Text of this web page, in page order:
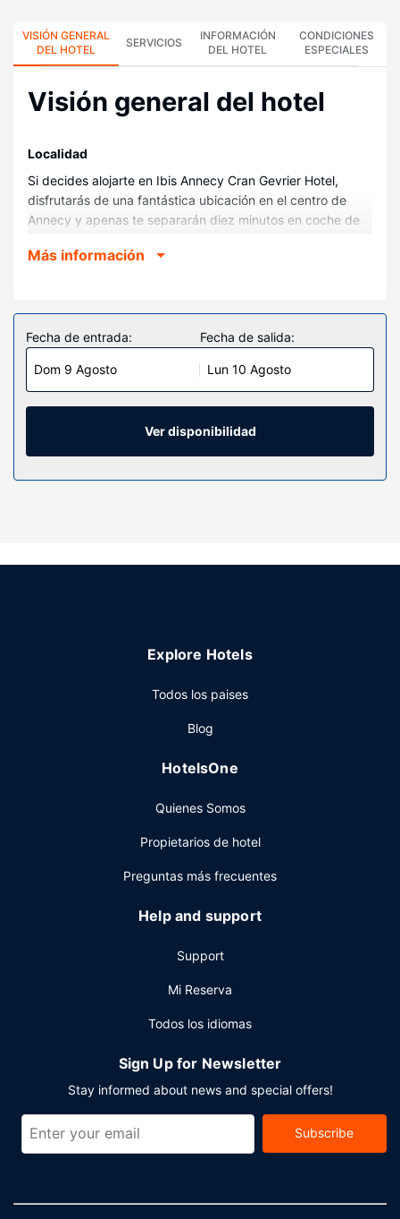
VISIÓN GENERAL
DEL HOTEL
SERVICIOS
INFORMACIÓN
DEL HOTEL
CONDICIONES
ESPECIALES
Visión general del hotel
Localidad
Si decides alojarte en Ibis Annecy Cran Gevrier Hotel,
disfrutarás de una fantástica ubicación en el centro de
Annecy y apenas te separarán diez minutos en coche de
1,4 km de Centro comercial Courier y a 1,6 km de Annecy
Te sentirás como en tu propia casa en cualquiera de las 59
habitaciones con aire acondicionado y televisión LED. La
conexión wifi gratis te mantendrá en contacto con los
tuyos. Además, podrás disfrutar de canales por cable. El
cuarto de baño está provisto de ducha. Entre las
comodidades, se incluyen escritorio y periódicos gratuitos,
común o un salón de eventos.
en su bar-cafetería. Qué mejor forma de acabar el día que
bufé todos los días de 06:30 a 10:30 con un coste
Tendrás check-in exprés, check-out exprés y periódicos
aparcamiento sin asistencia (de pago) disponible.
Más información
Fecha de entrada:
Dom 9 Agosto
Fecha de salida:
Lun 10 Agosto
Ver disponibilidad
Explore Hotels
Todos los paises
Blog
HotelsOne
Quienes Somos
Propietarios de hotel
Preguntas más frecuentes
Help and support
Support
Mi Reserva
Todos los idiomas
Sign Up for Newsletter
Stay informed about news and special offers!
Subscribe